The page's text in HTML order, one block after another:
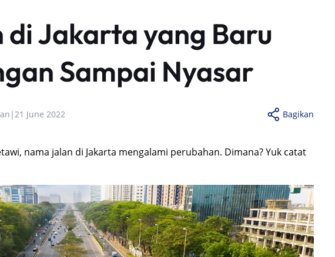
di Jakarta yang Baru
Sampai Nyasar
|21 June 2022 Bagikan
nama jalan di Jakarta mengalami perubahan. Dimana? Yuk catat